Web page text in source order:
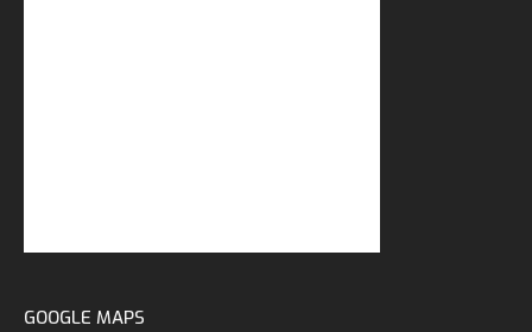
GOOGLE MAPS